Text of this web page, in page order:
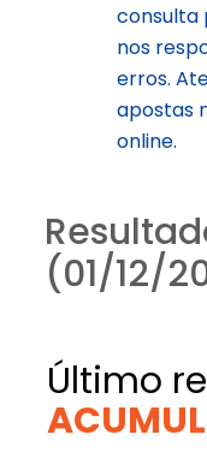
consulta
nos
erros.
apostas
online.
(01/12/
Último